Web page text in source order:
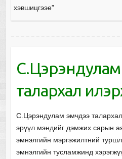
хэвшицгээе”
талархал
С.Цэрэндулам эмчдээ
эрүүл мэндийг дэмжих сарын
эмнэлгийн мэргэжилтний
эмнэлгийн тусламжинд